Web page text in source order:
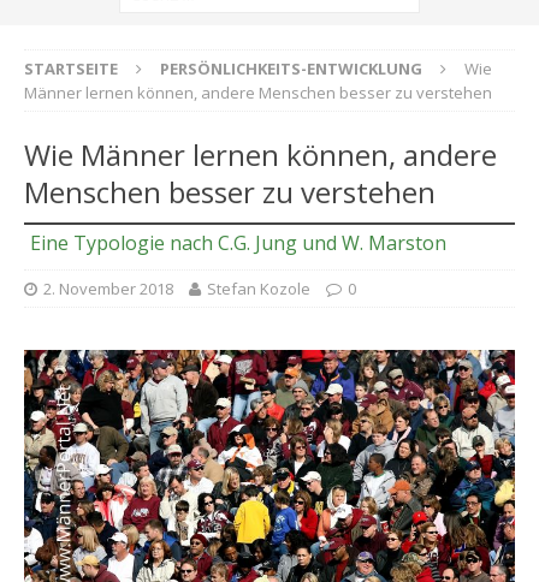
STARTSEITE PERSÖNLICHKEITS-ENTWICKLUNG
Wie
Männer lernen können, andere Menschen besser zu verstehen
Wie Männer lernen können, andere
Menschen besser zu verstehen
Eine Typologie nach C.G. Jung und W. Marston
2. November 2018 Stefan Kozole 0